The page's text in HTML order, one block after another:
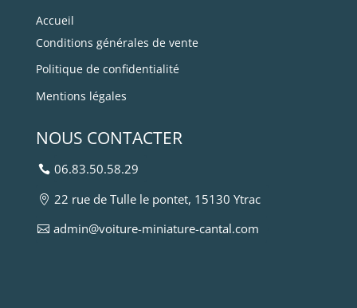
Accueil
Conditions générales de vente
Politique de confidentialité
Mentions légales
NOUS CONTACTER
06.83.50.58.29
22 rue de Tulle le pontet, 15130 Ytrac
admin@voiture-miniature-cantal.com